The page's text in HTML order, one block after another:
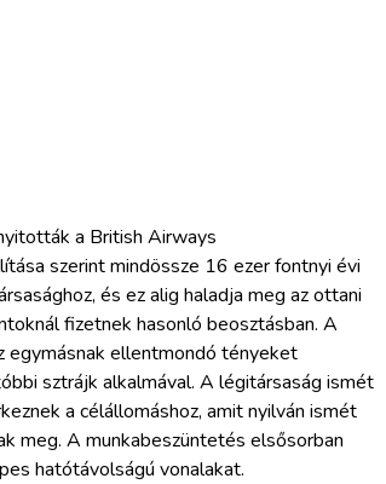
a British Airways
szerint mindössze 16 ezer fontnyi évi
és ez alig haladja meg az ottani
fizetnek hasonló beosztásban. A
egymásnak ellentmondó tényeket
sztrájk alkalmával. A légitársaság ismét
a célállomáshoz, amit nyilván ismét
meg. A munkabeszüntetés elsősorban
hatótávolságú vonalakat.